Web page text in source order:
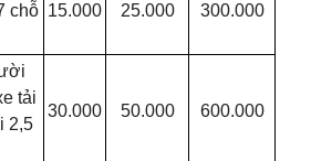
chỗ 15.000 25.000 300.000
tải
2,5
30.000 50.000 600.000